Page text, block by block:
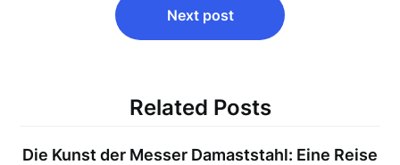
Next post
Related Posts
Die Kunst der Messer Damaststahl: Eine Reise